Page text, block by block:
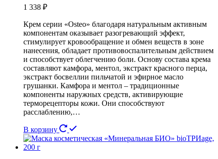
1 338 ₽
Крем серии «Osteo» благодаря натуральным активным
компонентам оказывает разогревающий эффект,
стимулирует кровообращение и обмен веществ в зоне
нанесения, обладает противовоспалительным действием
и способствует облегчению боли. Основу состава крема
составляют камфора, ментол, экстракт красного перца,
экстракт босвеллии пильчатой и эфирное масло
грушанки. Камфора и ментол – традиционные
компоненты наружных средств, активирующие
терморецепторы кожи. Они способствуют
расслаблению,…
В корзину